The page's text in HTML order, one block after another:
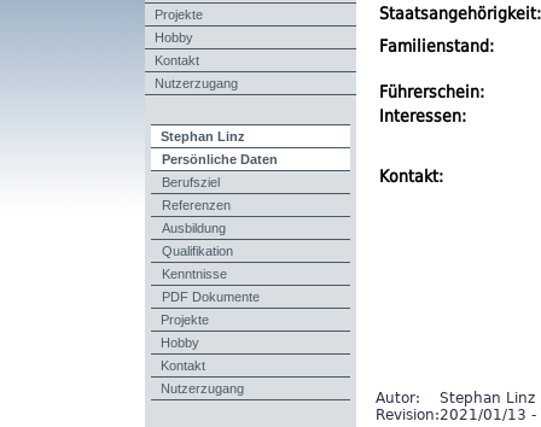
Projekte
Hobby
Kontakt
Nutzerzugang
Stephan Linz
Persönliche Daten
Berufsziel
Referenzen
Ausbildung
Qualifikation
Kenntnisse
PDF Dokumente
Projekte
Hobby
Kontakt
Nutzerzugang
Staatsangehörigkeit:
Familienstand:
Führerschein:
Interessen:
Kontakt:
Autor:
Stephan Linz
Revision: 2021/01/13 -